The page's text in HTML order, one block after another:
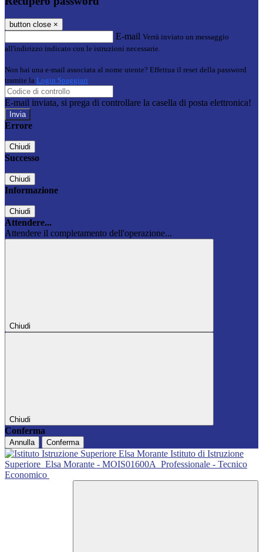
button close ×
E-mail Verrà inviato un messaggio
all'indirizzo indicato con le istruzioni necessarie.
Non hai una e-mail associata al nome utente? Effettua il reset della password
tramite la Login Spaggiari
E-mail inviata, si prega di controllare la casella di posta elettronica!
Errore
Chiudi
Successo
Chiudi
Informazione
Chiudi
Attendere...
Attendere il completamento dell'operazione...
Chiudi
Chiudi
Conferma
Annulla Conferma
Istituto di Istruzione
Superiore Elsa Morante - MOIS01600A Professionale - Tecnico
Economico